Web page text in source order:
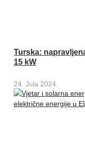
Turska:
15 kW
24. Jula 2024.